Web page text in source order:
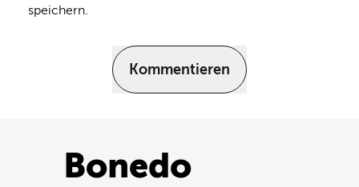
speichern.
Kommentieren
Bonedo